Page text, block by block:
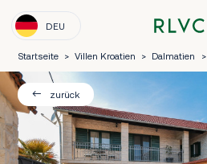
DEU
Startseite > Villen Kroatien > Dalmatien >
zurück